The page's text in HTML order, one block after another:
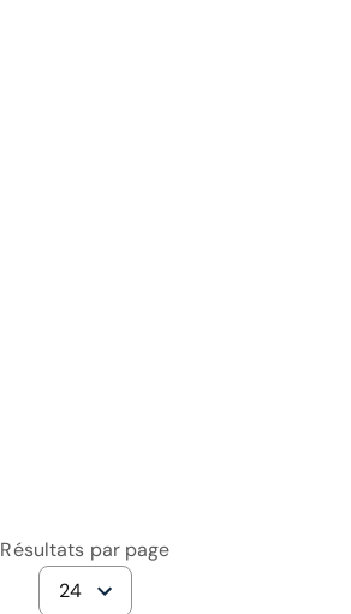
Résultats par page
24